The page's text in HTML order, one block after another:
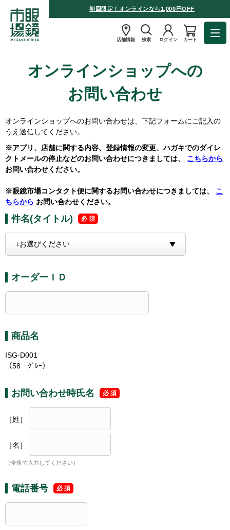
初回限定！オンラインなら1,000円OFF
店舗情報 検索 ログイン カート
オンラインショップへの
お問い合わせ
オンラインショップへのお問い合わせは、下記フォームにご記入の
うえ送信してください。
※アプリ、店舗に関する内容、登録情報の変更、ハガキでのダイレ
クトメールの停止などのお問い合わせにつきましては、 こちらから
お問い合わせください。
※眼鏡市場コンタクト便に関するお問い合わせにつきましては、 こ
ちらから お問い合わせください。
件名(タイトル)
オーダーＩＤ
商品名
ISG-D001
（58 ｸﾞﾚｰ）
お問い合わせ時氏名
［姓］
［名］
（全角で入力してください）
電話番号